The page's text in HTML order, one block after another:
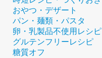
おやつ・デザート
パン・麺類・パスタ
卵・乳製品不使用レシピ
グルテンフリーレシピ
糖質オフ